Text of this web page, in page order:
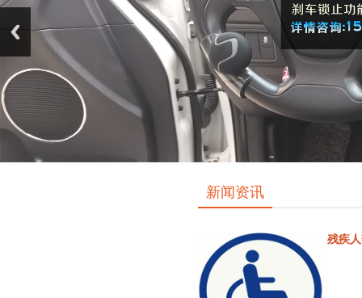
新闻资讯
残疾